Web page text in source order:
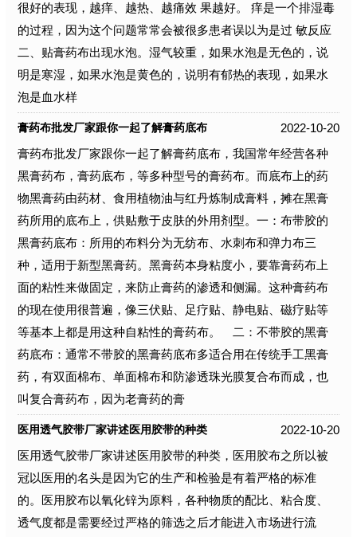
很好的表现，越痒、越热、越痛效 果越好。 痒是一个排湿毒
的过程，因为这个问题常常会被很多患者误以为是过 敏反应
二、贴膏药布出现水泡。湿气较重，如果水泡是无色的，说
明是寒湿，如果水泡是黄色的，说明有郁热的表现，如果水
泡是血水样
膏药布批发厂家跟你一起了解膏药底布
2022-10-20
膏药布批发厂家跟你一起了解膏药底布，我国常年经营各种
黑膏药布，膏药底布，等多种型号的膏药布。而底布上的药
物黑膏药由药材、食用植物油与红丹炼制成膏料，摊在黑膏
药所用的底布上，供贴敷于皮肤的外用剂型。一：布带胶的
黑膏药底布：所用的布料分为无纺布、水刺布和弹力布三
种，适用于新型黑膏药。黑膏药本身粘度小，要靠膏药布上
面的粘性来做固定，来防止膏药的渗透和侧漏。这种膏药布
的现在使用很普遍，像三伏贴、足疗贴、静电贴、磁疗贴等
等基本上都是用这种自粘性的膏药布。 二：不带胶的黑膏
药底布：通常不带胶的黑膏药底布多适合用在传统手工黑膏
药，有双面棉布、单面棉布和防渗透珠光膜复合布而成，也
叫复合膏药布，因为老膏药的膏
医用透气胶带厂家讲述医用胶带的种类
2022-10-20
医用透气胶带厂家讲述医用胶带的种类，医用胶布之所以被
冠以医用的名头是因为它的生产和检验是有着严格的标准
的。医用胶布以氧化锌为原料，各种物质的配比、粘合度、
透气度都是需要经过严格的筛选之后才能进入市场进行流